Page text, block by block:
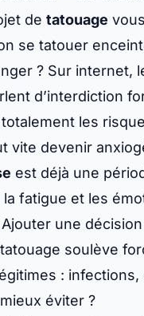
de tatouage
se tatouer
? Sur internet,
d’interdiction
les
vite devenir
est déjà une
la fatigue et les
une
soulève
:
éviter ?